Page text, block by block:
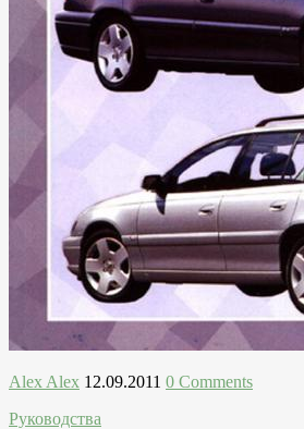
Alex Alex 12.09.2011 0 Comments
Руководства